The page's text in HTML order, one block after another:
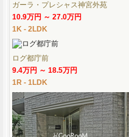
ガーラ・プレシャス神宮外苑
10.9万円 ～ 27.0万円
1K - 2LDK
ログ都庁前
9.4万円 ～ 18.5万円
1R - 1LDK